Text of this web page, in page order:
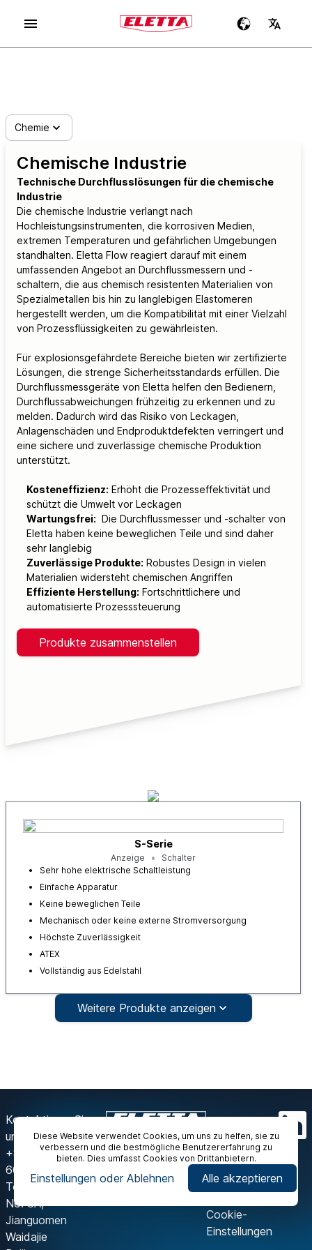
Chemie
Chemische Industrie
Technische Durchflusslösungen für die chemische
Industrie
Die chemische Industrie verlangt nach
Hochleistungsinstrumenten, die korrosiven Medien,
extremen Temperaturen und gefährlichen Umgebungen
standhalten. Eletta Flow reagiert darauf mit einem
umfassenden Angebot an Durchflussmessern und -
schaltern, die aus chemisch resistenten Materialien von
Spezialmetallen bis hin zu langlebigen Elastomeren
hergestellt werden, um die Kompatibilität mit einer Vielzahl
von Prozessflüssigkeiten zu gewährleisten.
Für explosionsgefährdete Bereiche bieten wir zertifizierte
Lösungen, die strenge Sicherheitsstandards erfüllen. Die
Durchflussmessgeräte von Eletta helfen den Bedienern,
Durchflussabweichungen frühzeitig zu erkennen und zu
melden. Dadurch wird das Risiko von Leckagen,
Anlagenschäden und Endproduktdefekten verringert und
eine sichere und zuverlässige chemische Produktion
unterstützt.
Kosteneffizienz: Erhöht die Prozesseffektivität und
schützt die Umwelt vor Leckagen
Wartungsfrei: Die Durchflussmesser und -schalter von
Eletta haben keine beweglichen Teile und sind daher
sehr langlebig
Zuverlässige Produkte: Robustes Design in vielen
Materialien widersteht chemischen Angriffen
Effiziente Herstellung: Fortschrittlichere und
automatisierte Prozesssteuerung
Produkte zusammenstellen
S-Serie
Anzeige
Schalter
Sehr hohe elektrische Schaltleistung
Einfache Apparatur
Keine beweglichen Teile
Mechanisch oder keine externe Stromversorgung
Höchste Zuverlässigkeit
ATEX
Vollständig aus Edelstahl
Weitere Produkte anzeigen
Diese Website verwendet Cookies, um uns zu helfen, sie zu
verbessern und die bestmögliche Benutzererfahrung zu
bieten. Dies umfasst Cookies von Drittanbietern.
Einstellungen oder Ablehnen Alle akzeptieren
Kontaktieren Sie
uns
+86-10 6718 9590
602A, Block A, IFC
Tower
No. 8A,
Jianguomen
Waidajie
Cookie-
Einstellungen